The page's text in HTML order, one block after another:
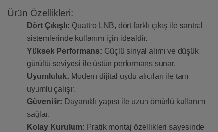
Ürün Özellikleri:
Dört Çıkışlı: Quattro LNB, dört farklı çıkış ile santral
sistemlerinde kullanım için idealdir.
Yüksek Performans: Güçlü sinyal alımı ve düşük
gürültü seviyesi ile üstün performans sunar.
Uyumluluk: Modern dijital uydu alıcıları ile tam
uyumlu çalışır.
Güvenilir: Dayanıklı yapısı ile uzun ömürlü kullanım
sağlar.
Kolay Kurulum: Pratik montaj özellikleri sayesinde